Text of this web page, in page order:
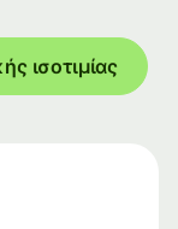
ισοτιμίας